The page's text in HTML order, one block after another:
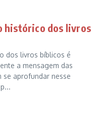
histórico dos livros
dos livros bíblicos é
a mensagem das
se aprofundar nesse